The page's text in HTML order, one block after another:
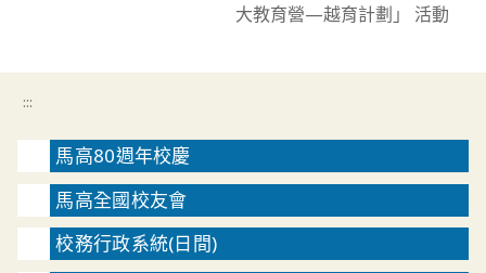
大教育營—越育計劃」 活動
:::
馬高80週年校慶
馬高全國校友會
校務行政系統(日間)